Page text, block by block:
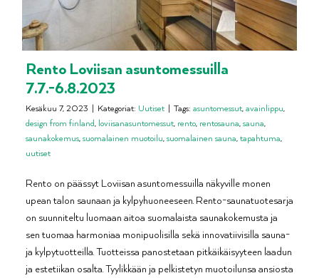
Rento Loviisan asuntomessuilla
7.7.-6.8.2023
Kesäkuu 7, 2023 | Kategoriat: Uutiset | Tags: asuntomessut,avainlippu,
design from finland, loviisanasuntomessut, rento, rentosauna,sauna,
saunakokemus,suomalainen muotoilu,suomalainen sauna,tapahtuma,
uutiset
Rento on päässyt Loviisan asuntomessuilla näkyville monen
upean talon saunaan ja kylpyhuoneeseen. Rento-saunatuotesarja
on suunniteltu luomaan aitoa suomalaista saunakokemusta ja
sen tuomaa harmoniaa monipuolisilla sekä innovatiivisilla sauna-
ja kylpytuotteilla. Tuotteissa panostetaan pitkäikäisyyteen laadun
ja estetiikan osalta. Tyylikkään ja pelkistetyn muotoilunsa ansiosta